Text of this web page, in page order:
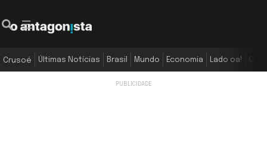
Crusoé Últimas Notícias Brasil Mundo Economia Lado oa!